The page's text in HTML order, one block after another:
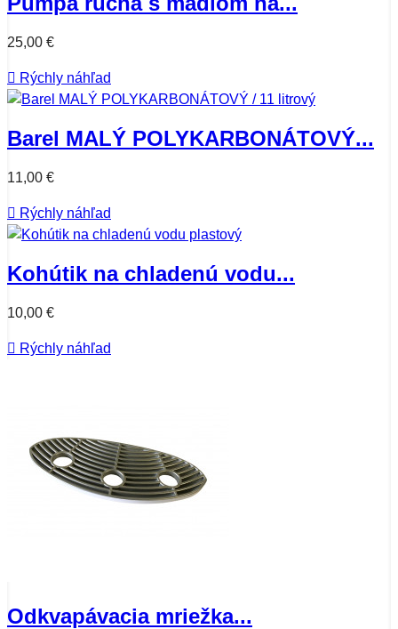
25,00 €
 Rýchly náhľad
Barel MALÝ POLYKARBONÁTOVÝ...
11,00 €
 Rýchly náhľad
Kohútik na chladenú vodu...
10,00 €
 Rýchly náhľad
Odkvapávacia mriežka...